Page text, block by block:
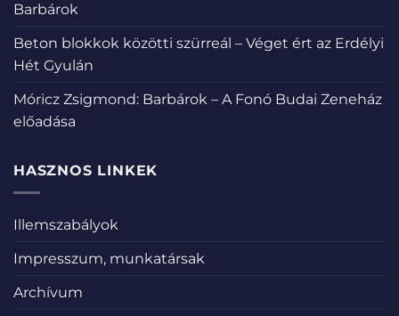
Barbárok
Beton blokkok közötti szürreál – Véget ért az Erdélyi
Hét Gyulán
Móricz Zsigmond: Barbárok – A Fonó Budai Zeneház
előadása
HASZNOS LINKEK
Illemszabályok
Impresszum, munkatársak
Archívum